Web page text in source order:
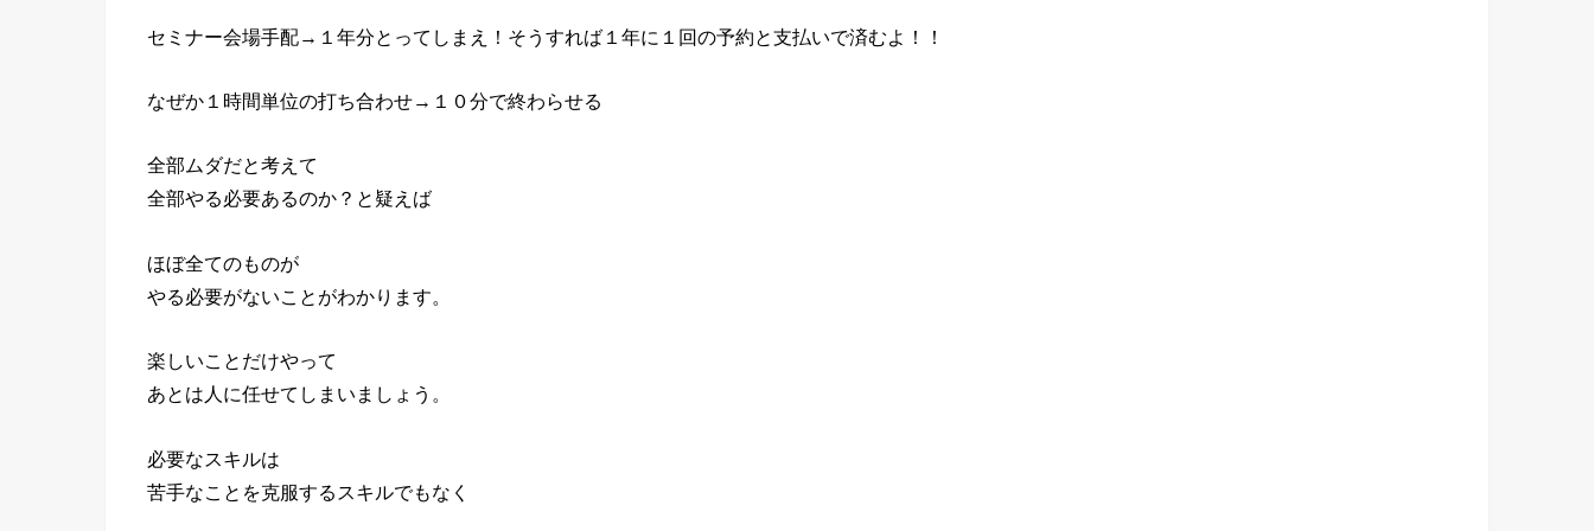
セミナー会場手配→１年分とってしまえ！そうすれば１年に１回の予約と支払いで済むよ！！
なぜか１時間単位の打ち合わせ→１０分で終わらせる
全部ムダだと考えて
全部やる必要あるのか？と疑えば
ほぼ全てのものが
やる必要がないことがわかります。
楽しいことだけやって
あとは人に任せてしまいましょう。
必要なスキルは
苦手なことを克服するスキルでもなく